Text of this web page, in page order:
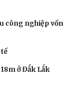
công nghiệp vốn
tế
ở Đắk Lắk